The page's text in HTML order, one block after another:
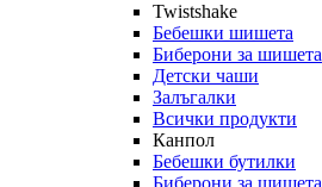
Twistshake
Бебешки шишета
Биберони за шишета
Детски чаши
Залъгалки
Всички продукти
Канпол
Бебешки бутилки
Биберони за шишета